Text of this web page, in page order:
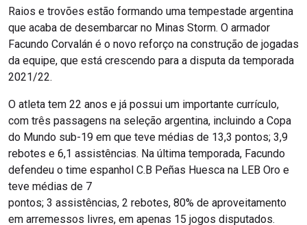
Raios e trovões estão formando uma tempestade argentina
que acaba de desembarcar no Minas Storm. O armador
Facundo Corvalán é o novo reforço na construção de jogadas
da equipe, que está crescendo para a disputa da temporada
2021/22.
O atleta tem 22 anos e já possui um importante currículo,
com três passagens na seleção argentina, incluindo a Copa
do Mundo sub-19 em que teve médias de 13,3 pontos; 3,9
rebotes e 6,1 assistências. Na última temporada, Facundo
defendeu o time espanhol C.B Peñas Huesca na LEB Oro e
teve médias de 7
pontos; 3 assistências, 2 rebotes, 80% de aproveitamento
em arremessos livres, em apenas 15 jogos disputados.